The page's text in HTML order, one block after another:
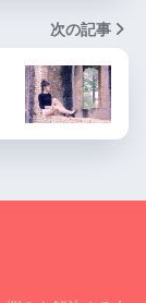
次の記事